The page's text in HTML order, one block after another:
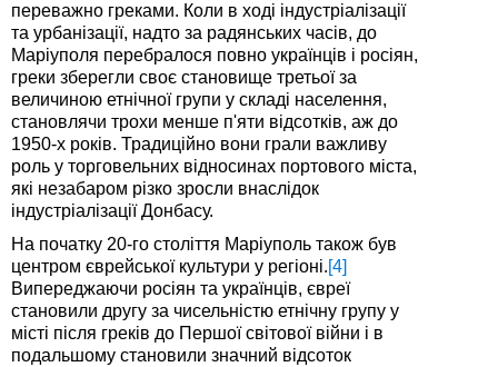
переважно греками. Коли в ході індустріалізації
та урбанізації, надто за радянських часів, до
Маріуполя перебралося повно українців і росіян,
греки зберегли своє становище третьої за
величиною етнічної групи у складі населення,
становлячи трохи менше п'яти відсотків, аж до
1950-х років. Традиційно вони грали важливу
роль у торговельних відносинах портового міста,
які незабаром різко зросли внаслідок
індустріалізації Донбасу.
На початку 20-го століття Маріуполь також був
центром єврейської культури у регіоні.[4]
Випереджаючи росіян та українців, євреї
становили другу за чисельністю етнічну групу у
місті після греків до Першої світової війни і в
подальшому становили значний відсоток